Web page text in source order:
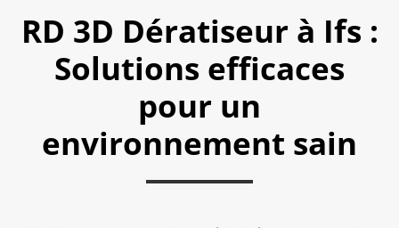
RD 3D Dératiseur à Ifs :
Solutions efficaces
pour un
environnement sain